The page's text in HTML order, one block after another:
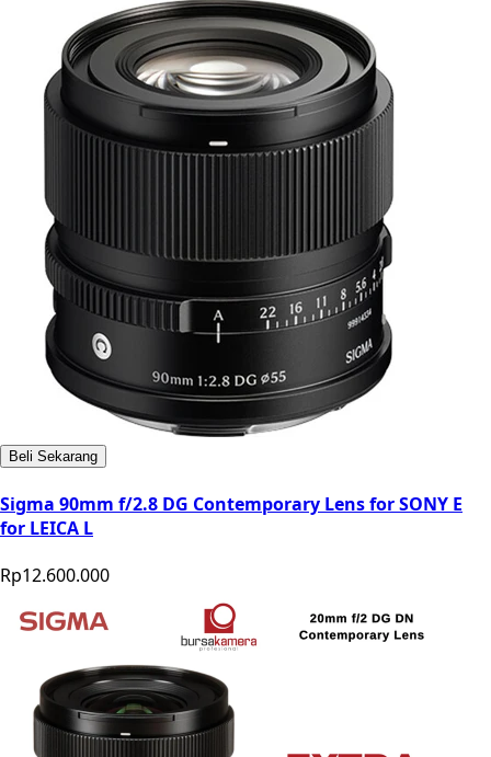
Beli Sekarang
Sigma 90mm f/2.8 DG Contemporary Lens for SONY E
for LEICA L
Rp12.600.000